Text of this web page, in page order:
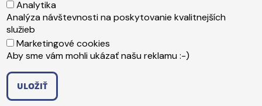
Päta
Správca obsahu
Technická podpora
Vyhlásenie o prístupnosti
Ochrana osobných údajov
Cookies
Analytika
Analýza návštevnosti na poskytovanie kvalitnejších
služieb
Marketingové cookies
Aby sme vám mohli ukázať našu reklamu :-)
ULOŽIŤ